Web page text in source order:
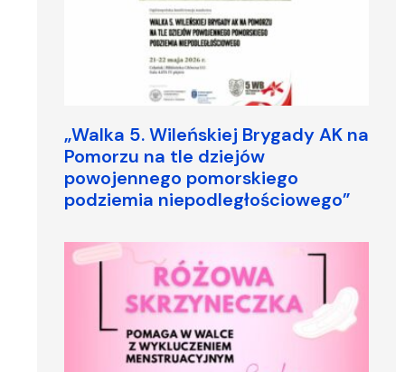
„Walka 5. Wileńskiej Brygady AK na
Pomorzu na tle dziejów
powojennego pomorskiego
podziemia niepodległościowego”